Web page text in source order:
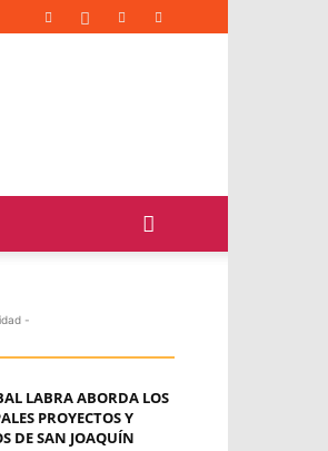
-
LABRA ABORDA LOS
PROYECTOS Y
DE SAN JOAQUÍN